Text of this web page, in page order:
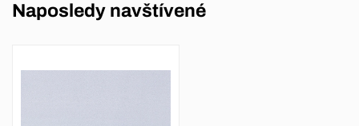
Naposledy navštívené